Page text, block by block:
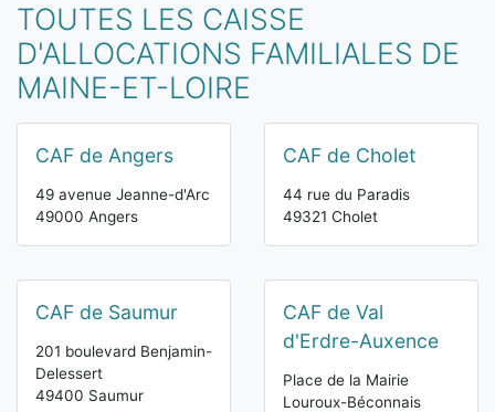
TOUTES LES CAISSE
D'ALLOCATIONS FAMILIALES DE
MAINE-ET-LOIRE
CAF de Angers
49 avenue Jeanne-d'Arc
49000 Angers
CAF de Cholet
44 rue du Paradis
49321 Cholet
CAF de Saumur
201 boulevard Benjamin-
Delessert
49400 Saumur
CAF de Val
d'Erdre-Auxence
Place de la Mairie
Louroux-Béconnais